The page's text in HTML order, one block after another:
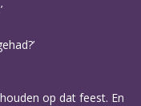
op dat feest. En